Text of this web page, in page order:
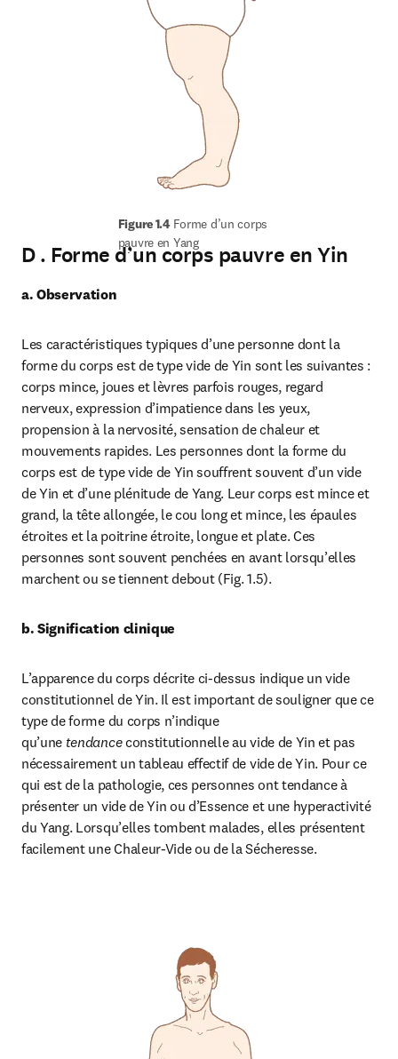
Figure 1.4 Forme d’un corps
pauvre en Yang
D . Forme d’un corps pauvre en Yin
a. Observation
Les caractéristiques typiques d’une personne dont la
forme du corps est de type vide de Yin sont les suivantes :
corps mince, joues et lèvres parfois rouges, regard
nerveux, expression d’impatience dans les yeux,
propension à la nervosité, sensation de chaleur et
mouvements rapides. Les personnes dont la forme du
corps est de type vide de Yin souffrent souvent d’un vide
de Yin et d’une plénitude de Yang. Leur corps est mince et
grand, la tête allongée, le cou long et mince, les épaules
étroites et la poitrine étroite, longue et plate. Ces
personnes sont souvent penchées en avant lorsqu’elles
marchent ou se tiennent debout (Fig. 1.5).
b. Signification clinique
L’apparence du corps décrite ci-dessus indique un vide
constitutionnel de Yin. Il est important de souligner que ce
type de forme du corps n’indique
qu’une tendance constitutionnelle au vide de Yin et pas
nécessairement un tableau effectif de vide de Yin. Pour ce
qui est de la pathologie, ces personnes ont tendance à
présenter un vide de Yin ou d’Essence et une hyperactivité
du Yang. Lorsqu’elles tombent malades, elles présentent
facilement une Chaleur-Vide ou de la Sécheresse.